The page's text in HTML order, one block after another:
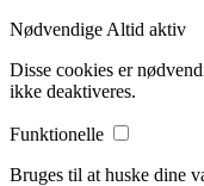
Nødvendige Altid aktiv
Disse cookies er
ikke deaktiveres.
Funktionelle
Bruges til at huske dine